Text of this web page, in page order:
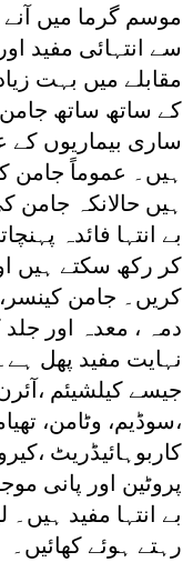
موسم گرما میں
سے انتہائی مفید
مقابلے میں بہت
کے ساتھ ساتھ
ساری بیماریوں کے
ہیں۔ عموماً جامن
ہیں حالانکہ
بے انتہا فائدہ
کر رکھ سکتے ہیں
کریں۔ جامن
دمہ ، معدہ اور
نہایت مفید پھل
جیسے کیلشیئم
،سوڈیم، وٹامن،
کاربوہائیڈریٹ
پروٹین اور پانی
بے انتہا مفید
رہتے ہوئے کھائیں۔